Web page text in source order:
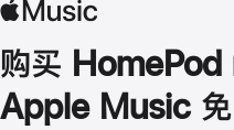
购买 HomePod
Apple Music 免